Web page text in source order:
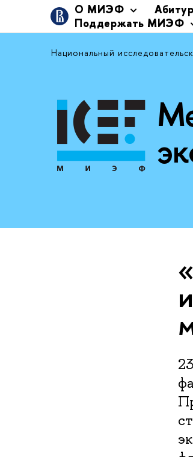
О МИЭФ
Поддержать МИЭФ
Национальный